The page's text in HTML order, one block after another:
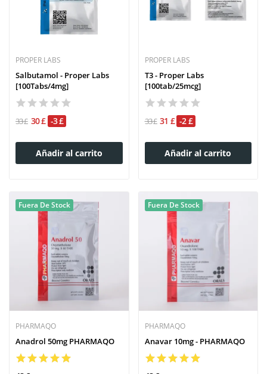
PROPER LABS
Salbutamol - Proper Labs
[100Tabs/4mg]
33 £ 30 £ -3 £
Añadir al carrito
PROPER LABS
T3 - Proper Labs
[100tab/25mcg]
33 £ 31 £ -2 £
Añadir al carrito
Fuera De Stock
PHARMAQO
Anadrol 50mg PHARMAQO
Fuera De Stock
PHARMAQO
Anavar 10mg - PHARMAQO